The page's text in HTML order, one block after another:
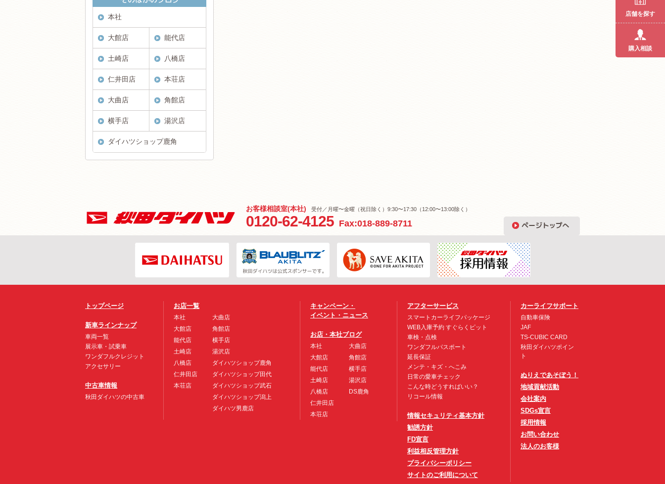
本社
大館店 能代店
土崎店 八橋店
仁井田店 本荘店
大曲店 角館店
横手店 湯沢店
ダイハツショップ鹿角
お客様相談室(本社) 受付／月曜〜金曜（祝日除く）9:30〜17:30（12:00〜13:00除く）
0120-62-4125 Fax:018-889-8711
トップページ
新車ラインナップ
車両一覧
展示車・試乗車
ワンダフルクレジット
アクセサリー
中古車情報
秋田ダイハツの中古車
お店一覧
本社
大館店
能代店
土崎店
八橋店
仁井田店
本荘店
大曲店
角館店
横手店
湯沢店
ダイハツショップ鹿角
ダイハツショップ田代
ダイハツショップ武石
ダイハツショップ潟上
ダイハツ男鹿店
キャンペーン・
イベント・ニュース
お店・本社ブログ
本社
大館店
能代店
土崎店
八橋店
仁井田店
本荘店
大曲店
角館店
横手店
湯沢店
DS鹿角
アフターサービス
スマートカーライフパッケージ
WEB入庫予約 すぐらくピット
車検・点検
ワンダフルパスポート
延長保証
メンテ・キズ・へこみ
日常の愛車チェック
こんな時どうすればいい？
リコール情報
情報セキュリティ基本方針
勧誘方針
FD宣言
利益相反管理方針
プライバシーポリシー
サイトのご利用について
カーライフサポート
自動車保険
JAF
TS-CUBIC CARD
秋田ダイハツポイン
ト
ぬりえであそぼう！
地域貢献活動
会社案内
SDGs宣言
採用情報
お問い合わせ
法人のお客様
店舗を探す
購入相談